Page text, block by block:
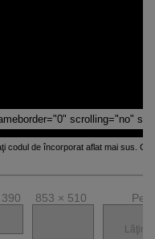
codul de încorporat aflat mai sus.
853 × 510